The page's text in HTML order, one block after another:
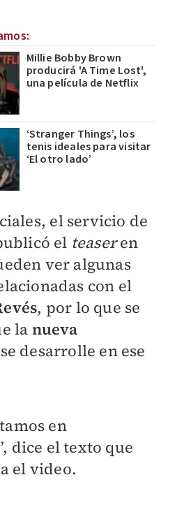
Millie Bobby Brown
producirá 'A Time Lost',
una película de Netflix
‘Stranger Things’, los
tenis ideales para visitar
‘El otro lado’
el servicio de
el teaseren
ver algunas
con el
, por lo que se
la nueva
se desarrolle en ese
en
dice el texto que
el video.